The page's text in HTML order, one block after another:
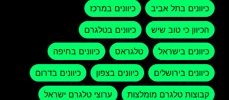
כיוונים בתל אביב
כיוונים במרכז
הכיוון כי טוב שיש כיוונים בטלגרם
כיוונים בישראל טלגראס כיוונים בחיפה
כיוונים בירושלים כיוונים בצפון כיוונים בדרום
קבוצות טלגרם מומלצות ערוצי טלגרם ישראל